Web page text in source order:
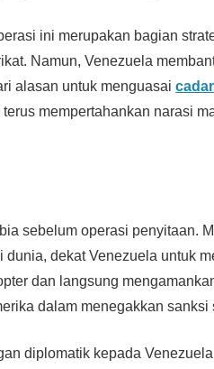
ini merupakan bagian
Namun, Venezuela
alasan untuk menguasai
mempertahankan narasi
sebelum operasi penyitaan.
dunia, dekat Venezuela untuk
dan langsung
dalam menegakkan sanksi
diplomatik kepada